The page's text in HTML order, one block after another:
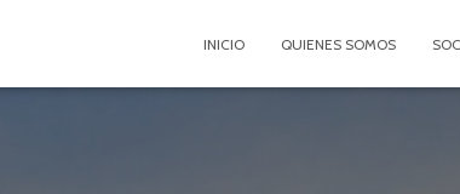
INICIO QUIENES SOMOS